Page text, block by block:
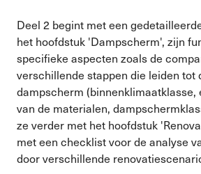
Deel 2 begint met een
het hoofdstuk 'Dampscherm', zijn
specifieke aspecten zoals de
verschillende stappen die leiden tot
dampscherm (binnenklimaatklasse,
van de materialen,
ze verder met het hoofdstuk
met een checklist voor de analyse
door verschillende